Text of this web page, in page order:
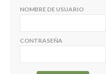
NOMBRE DE USUARIO
CONTRASEÑA